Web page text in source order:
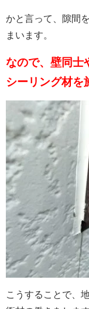
かと言って、隙間
まいます。
なので、壁同士
シーリング材を
こうすることで、